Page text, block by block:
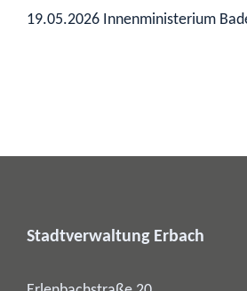
19.05.2026 Innenministerium
Stadtverwaltung Erbach